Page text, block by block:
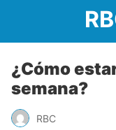
¿Cómo
semana?
RBC